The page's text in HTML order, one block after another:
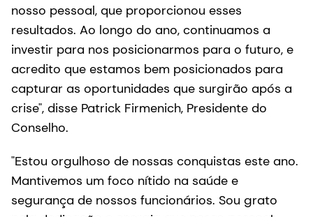
nosso pessoal, que proporcionou esses
resultados. Ao longo do ano, continuamos a
investir para nos posicionarmos para o futuro, e
acredito que estamos bem posicionados para
capturar as oportunidades que surgirão após a
crise", disse Patrick Firmenich, Presidente do
Conselho.
"Estou orgulhoso de nossas conquistas este ano.
Mantivemos um foco nítido na saúde e
segurança de nossos funcionários. Sou grato